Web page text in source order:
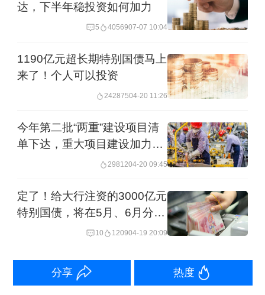
元，支持国有大型商业银行补充资本。
立了跨部门工作机制，按照“统筹推进、
分期分批、一行一策”的思路，积极通过
序支持六家国有大型商业银行进一步增
加核心一级资本，以此提升国有大型商
于推动整个国民经济行稳致远。
其实，此前中国也对国有大型商业银行
进行过“注资”。比如，1997年，亚洲金
融危机爆发，国内商业银行资产质量恶
达，下半年稳投资如何加力
5 4056907-07 10:04
1190亿元超长期特别国债马上
来了！个人可以投资
24287504-20 11:26
今年第二批“两重”建设项目清
单下达，重大项目建设加力提
2981204-20 09:45
定了！给大行注资的3000亿元
特别国债，将在5月、6月分两
10 120904-19 20:09
分享 热度